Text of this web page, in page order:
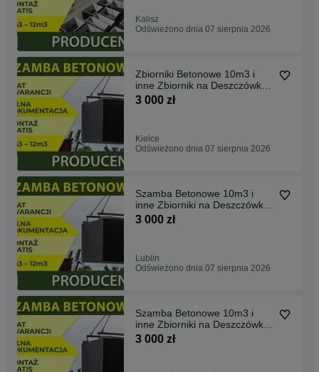
Kalisz
Odświeżono dnia 07 sierpnia 2026
Zbiorniki Betonowe 10m3 i
inne Zbiornik na Deszczówkę,
SZAMBO, szamba
3 000 zł
Kielce
Odświeżono dnia 07 sierpnia 2026
Szamba Betonowe 10m3 i
inne Zbiorniki na Deszczówkę,
SZAMBO , Piwnica
3 000 zł
Lublin
Odświeżono dnia 07 sierpnia 2026
Szamba Betonowe 10m3 i
inne Zbiorniki na Deszczówkę,
SZAMBO, tanio
3 000 zł